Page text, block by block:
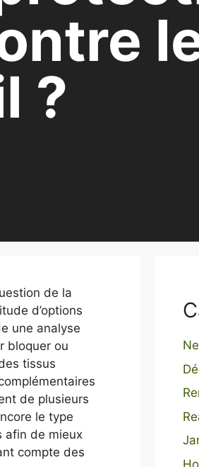
?
de la
d’options
une analyse
bloquer ou
tissus
de plusieurs
le type
afin de mieux
compte des